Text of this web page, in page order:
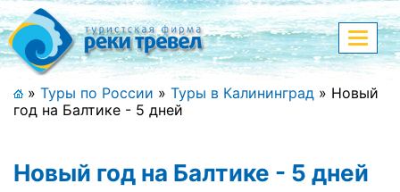
Меню
+7 (911) 182-44-68
Адрес офиса, контакты
Полная версия сайта
меню
» Туры по России » Туры в Калининград » Новый
год на Балтике - 5 дней
Новый год на Балтике - 5 дней